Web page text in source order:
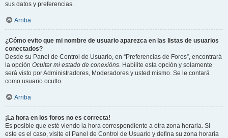
sus datos y preferencias.
Arriba
¿Cómo evito que mi nombre de usuario aparezca en las listas de usuarios
conectados?
Desde su Panel de Control de Usuario, en “Preferencias de Foros”, encontrará
la opción Ocultar mi estado de conexións. Habilite esta opción y solamente
será visto por Administradores, Moderadores y usted mismo. Se le contará
como usuario oculto.
Arriba
¡La hora en los foros no es correcta!
Es posible que esté viendo la hora correspondiente a otra zona horaria. Si
este es el caso, visite el Panel de Control de Usuario y defina su zona horaria